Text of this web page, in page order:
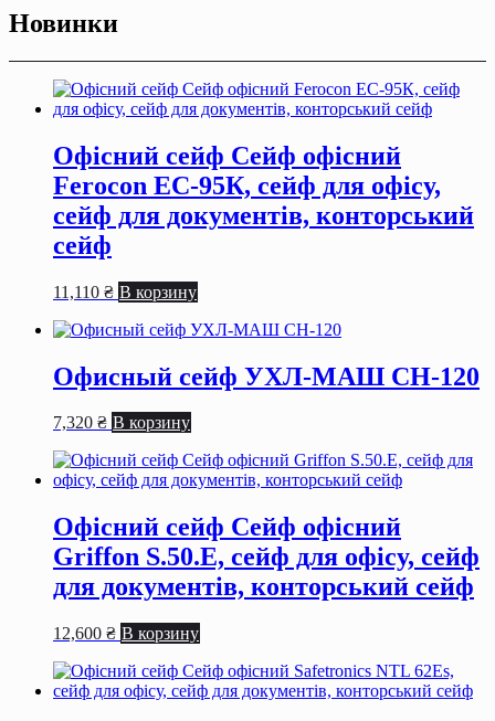
Новинки
Офісний сейф Сейф офiсний
Ferocon ЕС-95К, сейф для офiсу,
сейф для документiв, конторський
сейф
11,110 ₴ В корзину
Офисный сейф УХЛ-МАШ СН-120
7,320 ₴ В корзину
Офісний сейф Сейф офiсний
Griffon S.50.Е, сейф для офiсу, сейф
для документiв, конторський сейф
12,600 ₴ В корзину